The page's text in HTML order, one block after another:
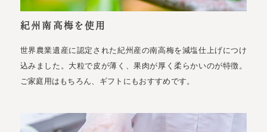
紀州南高梅を使用
世界農業遺産に認定された紀州産の南高梅を減塩仕上げにつけ
込みました。大粒で皮が薄く、果肉が厚く柔らかいのが特徴。
ご家庭用はもちろん、ギフトにもおすすめです。